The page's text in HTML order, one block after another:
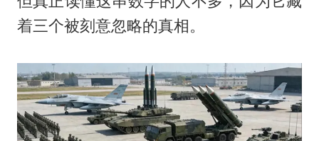
着三个被刻意忽略的真相。